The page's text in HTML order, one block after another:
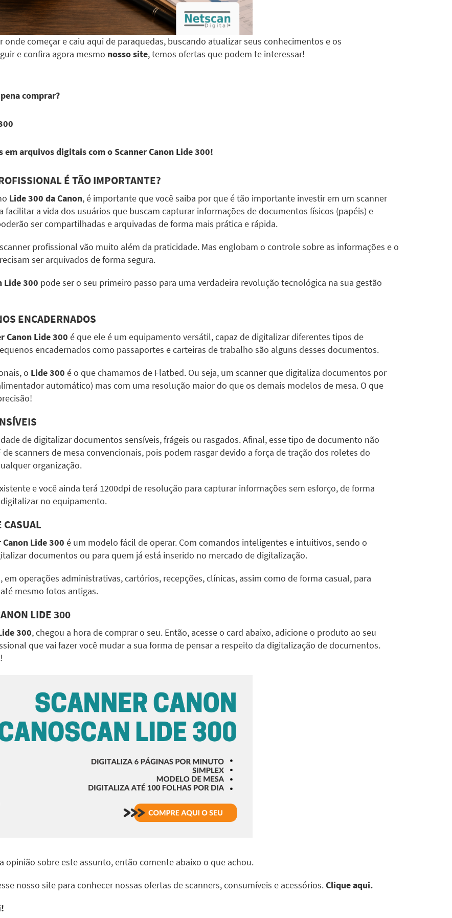
onde começar e caiu aqui de paraquedas, buscando atualizar seus conhecimentos e os
e confira agora mesmo nosso site, temos ofertas que podem te interessar!
comprar?
arquivos digitais com o Scanner Canon Lide 300!
É TÃO IMPORTANTE?
Lide 300 da Canon, é importante que você saiba por que é tão importante investir em um scanner
facilitar a vida dos usuários que buscam capturar informações de documentos físicos (papéis) e
ser compartilhadas e arquivadas de forma mais prática e rápida.
profissional vão muito além da praticidade. Mas englobam o controle sobre as informações e o
ser arquivados de forma segura.
Lide 300 pode ser o seu primeiro passo para uma verdadeira revolução tecnológica na sua gestão
ENCADERNADOS
Canon Lide 300 é que ele é um equipamento versátil, capaz de digitalizar diferentes tipos de
encadernados como passaportes e carteiras de trabalho são alguns desses documentos.
o Lide 300 é o que chamamos de Flatbed. Ou seja, um scanner que digitaliza documentos por
automático) mas com uma resolução maior do que os demais modelos de mesa. O que
de digitalizar documentos sensíveis, frágeis ou rasgados. Afinal, esse tipo de documento não
scanners de mesa convencionais, pois podem rasgar devido a força de tração dos roletes do
organização.
e você ainda terá 1200dpi de resolução para capturar informações sem esforço, de forma
no equipamento.
CASUAL
Canon Lide 300 é um modelo fácil de operar. Com comandos inteligentes e intuitivos, sendo o
documentos ou para quem já está inserido no mercado de digitalização.
operações administrativas, cartórios, recepções, clínicas, assim como de forma casual, para
mesmo fotos antigas.
LIDE 300
300, chegou a hora de comprar o seu. Então, acesse o card abaixo, adicione o produto ao seu
que vai fazer você mudar a sua forma de pensar a respeito da digitalização de documentos.
opinião sobre este assunto, então comente abaixo o que achou.
nosso site para conhecer nossas ofertas de scanners, consumíveis e acessórios.Clique aqui.